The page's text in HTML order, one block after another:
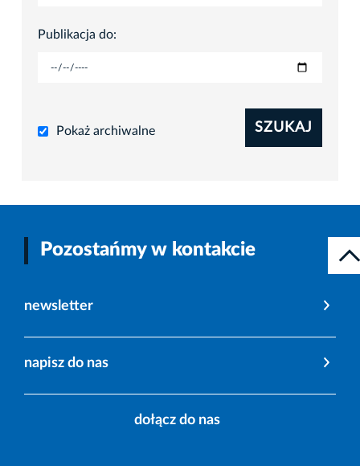
Publikacja do:
Pokaż archiwalne SZUKAJ
Pozostańmy w kontakcie
newsletter
napisz do nas
dołącz do nas